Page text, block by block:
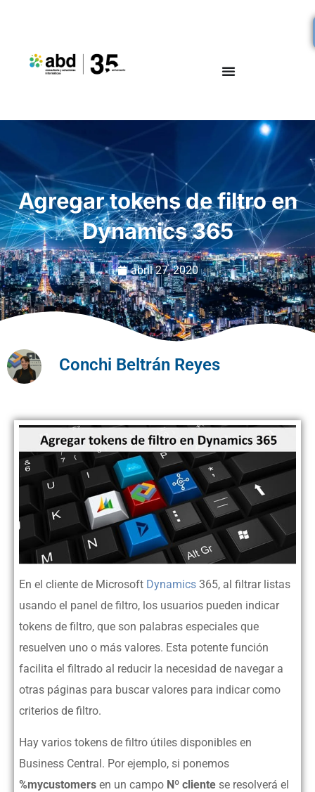
Agregar tokens de filtro en
Dynamics 365
abril 27, 2020
Conchi Beltrán Reyes
En el cliente de Microsoft Dynamics 365, al filtrar listas
usando el panel de filtro, los usuarios pueden indicar
tokens de filtro, que son palabras especiales que
resuelven uno o más valores. Esta potente función
facilita el filtrado al reducir la necesidad de navegar a
otras páginas para buscar valores para indicar como
criterios de filtro.
Hay varios tokens de filtro útiles disponibles en
Business Central. Por ejemplo, si ponemos
%mycustomers en un campo Nº cliente se resolverá el